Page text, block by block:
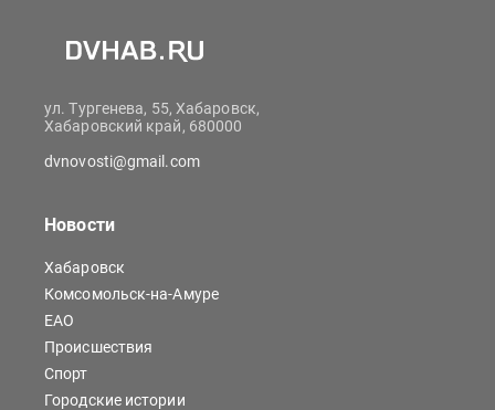
ул. Тургенева, 55, Хабаровск,
Хабаровский край, 680000
dvnovosti@gmail.com
Новости
Хабаровск
Комсомольск-на-Амуре
ЕАО
Происшествия
Спорт
Городские истории